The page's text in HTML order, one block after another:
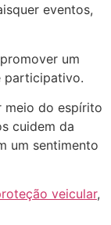
eventos,
um
participativo.
meio do espírito
cuidem da
um sentimento
veicular,